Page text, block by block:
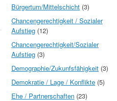
Bürgertum/Mittelschicht (3)
Chancengerechtigkeit / Sozialer
Aufstieg (12)
Chancengerechtigkeit/Sozialer
Aufstieg (3)
Demographie/Zukunfsfähigkeit (3)
Demokratie / Lage / Konflikte (5)
Ehe / Partnerschaften (23)